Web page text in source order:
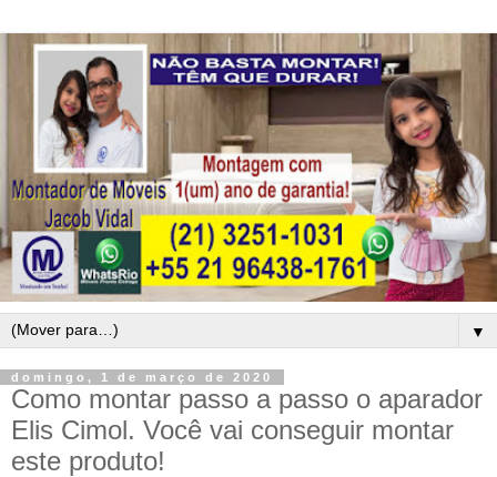
▼
domingo, 1 de março de 2020
Como montar passo a passo o aparador
Elis Cimol. Você vai conseguir montar
este produto!